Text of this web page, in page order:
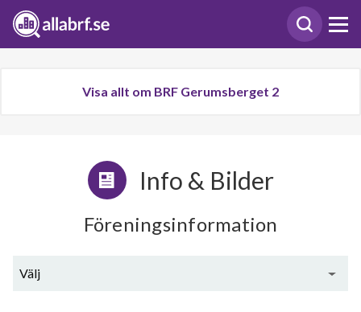
Visa allt om BRF Gerumsberget 2
Info & Bilder
Föreningsinformation
Välj